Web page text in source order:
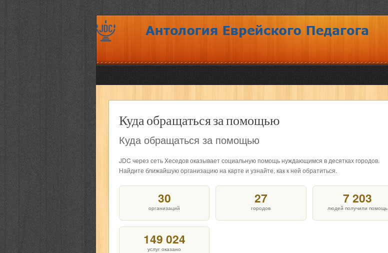
Куда обращаться за помощью
Куда обращаться за помощью
JDC через сеть Хеседов оказывает социальную помощь нуждающимся в десятках городов.
Найдите ближайшую организацию на карте и узнайте, как к ней обратиться.
30
организаций
27
городов
7 203
людей получили помощь
149 024
услуг оказано